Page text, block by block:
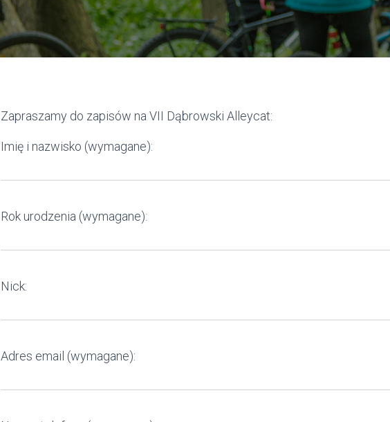
Zapraszamy do zapisów na VII Dąbrowski Alleycat:
Imię i nazwisko (wymagane):
Rok urodzenia (wymagane):
Nick:
Adres email (wymagane):